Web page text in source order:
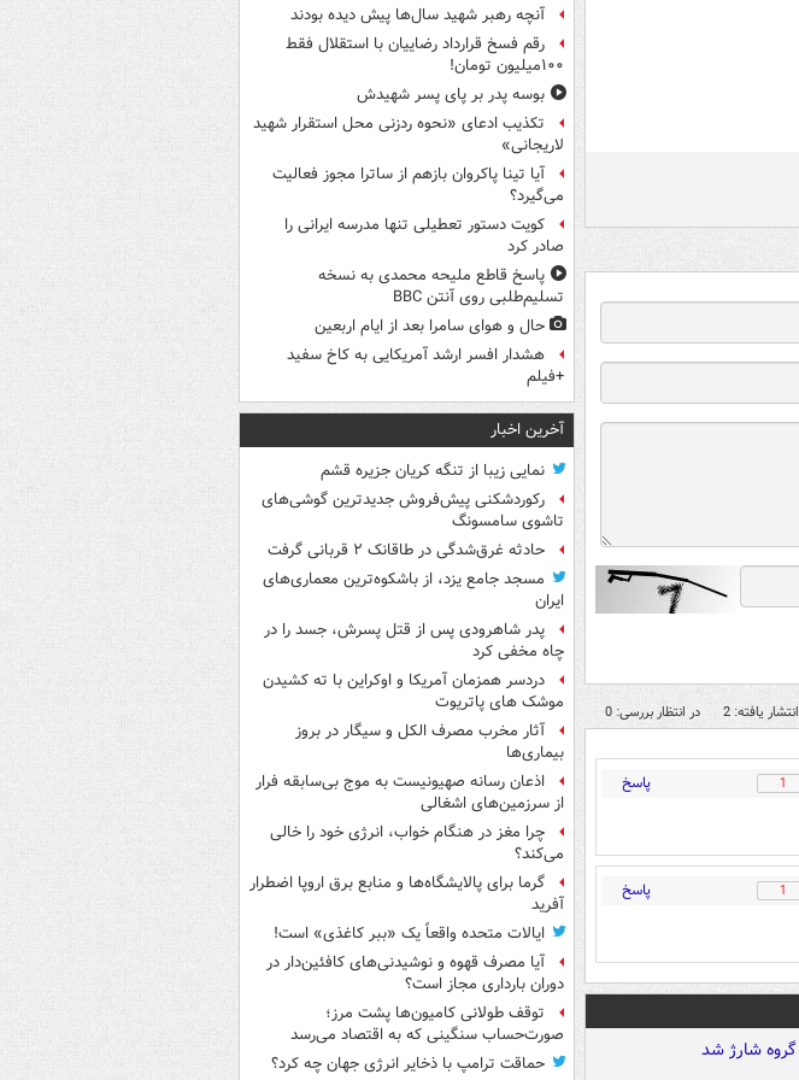
انتشار یافته: 2 در انتظار بررسی: 0
1 پاسخ
1 پاسخ
آنچه رهبر شهید سال‌ها پیش دیده بودند
رقم فسخ قرارداد رضاییان با استقلال فقط
۱۰۰میلیون تومان!
بوسه‌ پدر بر پای پسر شهیدش
تکذیب ادعای «نحوه ردزنی محل استقرار شهید
لاریجانی»
آیا تینا پاکروان بازهم از ساترا مجوز فعالیت
می‌گیرد؟
کویت دستور تعطیلی تنها مدرسه ایرانی را
صادر کرد
پاسخ قاطع ملیحه محمدی به نسخه
تسلیم‌طلبی روی آنتن BBC
حال و هوای سامرا بعد از ایام اربعین
هشدار افسر ارشد آمریکایی به کاخ سفید
+فیلم
آخرین اخبار
نمایی زیبا از تنگه کریان جزیره قشم
رکوردشکنی پیش‌فروش جدیدترین گوشی‌های
تاشوی سامسونگ
حادثه غرق‌شدگی در طاقانک ۲ قربانی گرفت
مسجد جامع یزد، از باشکوه‌ترین معماری‌های
ایران
پدر شاهرودی پس از قتل پسرش، جسد را در
چاه مخفی کرد
دردسر همزمان آمریکا و اوکراین با ته کشیدن
موشک های پاتریوت
آثار مخرب مصرف الکل و سیگار در بروز
بیماری‌ها
اذعان رسانه صهیونیست به موج بی‌سابقه فرار
از سرزمین‌های اشغالی
چرا مغز در هنگام خواب، انرژی خود را خالی
می‌کند؟
گرما برای پالایشگاه‌ها و منابع برق اروپا اضطرار
آفرید
ایالات متحده واقعاً یک «ببر کاغذی» است!
آیا مصرف قهوه و نوشیدنی‌های کافئین‌دار در
دوران بارداری مجاز است؟
توقف طولانی کامیون‌ها پشت مرز؛
صورت‌حساب سنگینی که به اقتصاد می‌رسد
حماقت ترامپ با ذخایر انرژی جهان چه کرد؟